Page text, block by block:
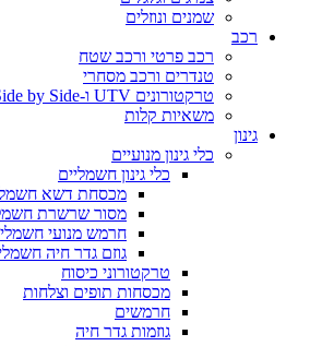
שמנים ונוזלים
רכב
רכב פרטי ורכב שטח
טנדרים ורכב מסחרי
טרקטורונים UTV ו-Side by Side
משאיות קלות
גינון
כלי גינון מנועיים
כלי גינון חשמליים
מכסחת דשא
מסור שרשרת
חרמש מנועי חשמלי
גוזם גדר חיה
טרקטורוני כיסוח
מכסחות תופים וצלחות
חרמשים
גוזמות גדר חיה